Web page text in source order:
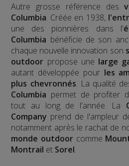
Autre grosse référence des
Columbia. Créée en 1938,
une des pionnières dans l'
Columbia bénéficie de son
chaque nouvelle innovation son
outdoor propose une large
autant développée pour les
plus chevronnés. La qualité
Columbia permet de profiter
tout au long de l'année. La
Company prend de l'ampleur
notamment après le rachat de
monde outdoor comme
Montrail et Sorel.